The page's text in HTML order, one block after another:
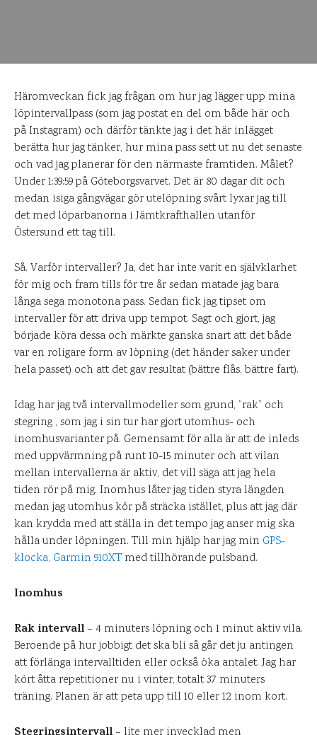
Häromveckan fick jag frågan om hur jag lägger upp mina
löpintervallpass (som jag postat en del om både här och
på Instagram) och därför tänkte jag i det här inlägget
berätta hur jag tänker, hur mina pass sett ut nu det senaste
och vad jag planerar för den närmaste framtiden. Målet?
Under 1:39:59 på Göteborgsvarvet. Det är 80 dagar dit och
medan isiga gångvägar gör utelöpning svårt lyxar jag till
det med löparbanorna i Jämtkrafthallen utanför
Östersund ett tag till.
Så. Varför intervaller? Ja, det har inte varit en självklarhet
för mig och fram tills för tre år sedan matade jag bara
långa sega monotona pass. Sedan fick jag tipset om
intervaller för att driva upp tempot. Sagt och gjort, jag
började köra dessa och märkte ganska snart att det både
var en roligare form av löpning (det händer saker under
hela passet) och att det gav resultat (bättre flås, bättre fart).
Idag har jag två intervallmodeller som grund, ”rak” och
stegring , som jag i sin tur har gjort utomhus- och
inomhusvarianter på. Gemensamt för alla är att de inleds
med uppvärmning på runt 10-15 minuter och att vilan
mellan intervallerna är aktiv, det vill säga att jag hela
tiden rör på mig. Inomhus låter jag tiden styra längden
medan jag utomhus kör på sträcka istället, plus att jag där
kan krydda med att ställa in det tempo jag anser mig ska
hålla under löpningen. Till min hjälp har jag min GPS-
klocka, Garmin 910XT med tillhörande pulsband.
Inomhus
Rak intervall– 4 minuters löpning och 1 minut aktiv vila.
Beroende på hur jobbigt det ska bli så går det ju antingen
att förlänga intervalltiden eller också öka antalet. Jag har
kört åtta repetitioner nu i vinter, totalt 37 minuters
träning. Planen är att peta upp till 10 eller 12 inom kort.